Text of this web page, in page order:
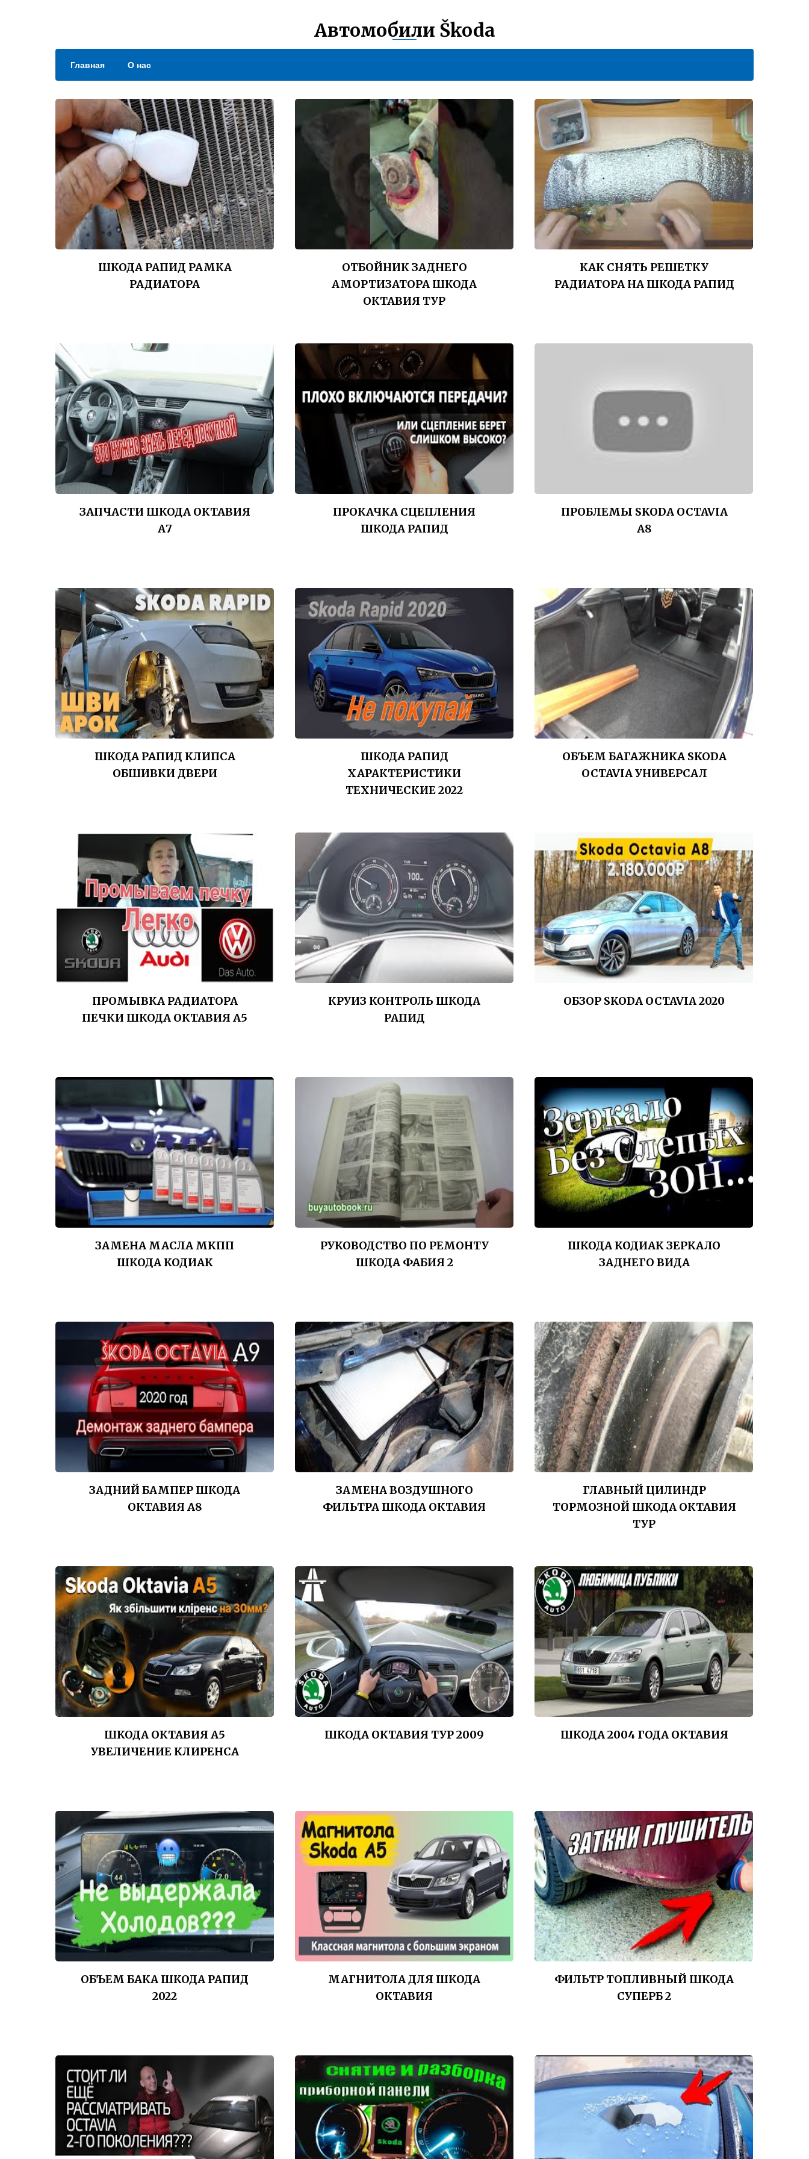
Автомобили Škoda
Главная О нас
ШКОДА РАПИД РАМКА
РАДИАТОРА
ОТБОЙНИК ЗАДНЕГО
АМОРТИЗАТОРА ШКОДА
ОКТАВИЯ ТУР
КАК СНЯТЬ РЕШЕТКУ
РАДИАТОРА НА ШКОДА РАПИД
ЗАПЧАСТИ ШКОДА ОКТАВИЯ
А7
ПРОКАЧКА СЦЕПЛЕНИЯ
ШКОДА РАПИД
ПРОБЛЕМЫ SKODA OCTAVIA
A8
ШКОДА РАПИД КЛИПСА
ОБШИВКИ ДВЕРИ
ШКОДА РАПИД
ХАРАКТЕРИСТИКИ
ТЕХНИЧЕСКИЕ 2022
ОБЪЕМ БАГАЖНИКА SKODA
OCTAVIA УНИВЕРСАЛ
ПРОМЫВКА РАДИАТОРА
ПЕЧКИ ШКОДА ОКТАВИЯ А5
КРУИЗ КОНТРОЛЬ ШКОДА
РАПИД
ОБЗОР SKODA OCTAVIA 2020
ЗАМЕНА МАСЛА МКПП
ШКОДА КОДИАК
РУКОВОДСТВО ПО РЕМОНТУ
ШКОДА ФАБИЯ 2
ШКОДА КОДИАК ЗЕРКАЛО
ЗАДНЕГО ВИДА
ЗАДНИЙ БАМПЕР ШКОДА
ОКТАВИЯ А8
ЗАМЕНА ВОЗДУШНОГО
ФИЛЬТРА ШКОДА ОКТАВИЯ
ГЛАВНЫЙ ЦИЛИНДР
ТОРМОЗНОЙ ШКОДА ОКТАВИЯ
ТУР
ШКОДА ОКТАВИЯ А5
УВЕЛИЧЕНИЕ КЛИРЕНСА
ШКОДА ОКТАВИЯ ТУР 2009 ШКОДА 2004 ГОДА ОКТАВИЯ
ОБЪЕМ БАКА ШКОДА РАПИД
2022
МАГНИТОЛА ДЛЯ ШКОДА
ОКТАВИЯ
ФИЛЬТР ТОПЛИВНЫЙ ШКОДА
СУПЕРБ 2